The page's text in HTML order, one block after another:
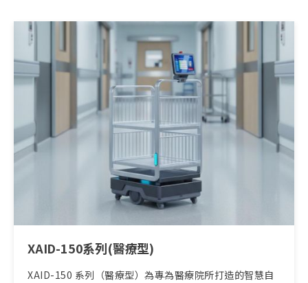
XAID-150系列(醫療型)
XAID-150 系列（醫療型）為專為醫療院所打造的智慧自